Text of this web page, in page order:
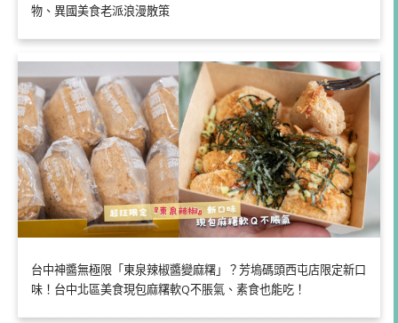
物、異國美食老派浪漫散策
台中神醬無極限「東泉辣椒醬變麻糬」？芳塢碼頭西屯店限定新口
味！台中北區美食現包麻糬軟Q不脹氣、素食也能吃！